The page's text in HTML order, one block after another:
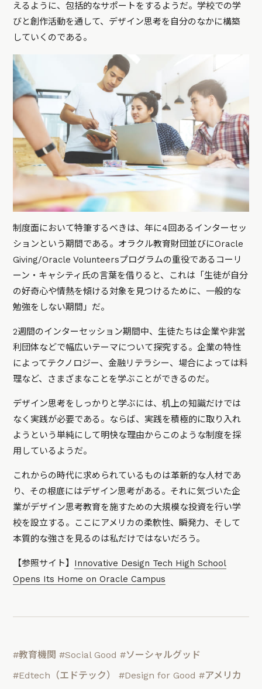
えるように、包括的なサポートをするようだ。学校での学
びと創作活動を通して、デザイン思考を自分のなかに構築
していくのである。
制度面において特筆するべきは、年に4回あるインターセッ
ションという期間である。オラクル教育財団並びにOracle
Giving/Oracle Volunteersプログラムの重役であるコーリ
ーン・キャシティ氏の言葉を借りると、これは「生徒が自分
の好奇心や情熱を傾ける対象を見つけるために、一般的な
勉強をしない期間」だ。
2週間のインターセッション期間中、生徒たちは企業や非営
利団体などで幅広いテーマについて探究する。企業の特性
によってテクノロジー、金融リテラシー、場合によっては料
理など、さまざまなことを学ぶことができるのだ。
デザイン思考をしっかりと学ぶには、机上の知識だけでは
なく実践が必要である。ならば、実践を積極的に取り入れ
ようという単純にして明快な理由からこのような制度を採
用しているようだ。
これからの時代に求められているものは革新的な人材であ
り、その根底にはデザイン思考がある。それに気づいた企
業がデザイン思考教育を施すための大規模な投資を行い学
校を設立する。ここにアメリカの柔軟性、瞬発力、そして
本質的な強さを見るのは私だけではないだろう。
【参照サイト】 Innovative Design Tech High School
Opens Its Home on Oracle Campus
#教育機関 #Social Good #ソーシャルグッド
#Edtech（エドテック）
#Design for Good #アメリカ